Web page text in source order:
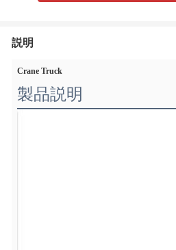
説明
Crane Truck
製品説明